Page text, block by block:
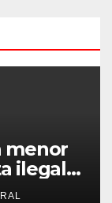
menor
ilegal
en